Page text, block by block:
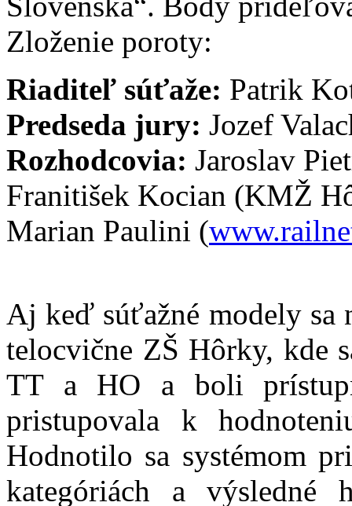
Zloženie poroty:
Riaditeľ súťaže: Patrik
Predseda jury: Jozef
Rozhodcovia: Jaroslav
Franitišek Kocian (KMŽ
Marian Paulini (
Aj keď súťažné modely sa
telocvične ZŠ Hôrky, kde
TT a HO a boli
pristupovala k
Hodnotilo sa systémom
kategóriách a výsledné